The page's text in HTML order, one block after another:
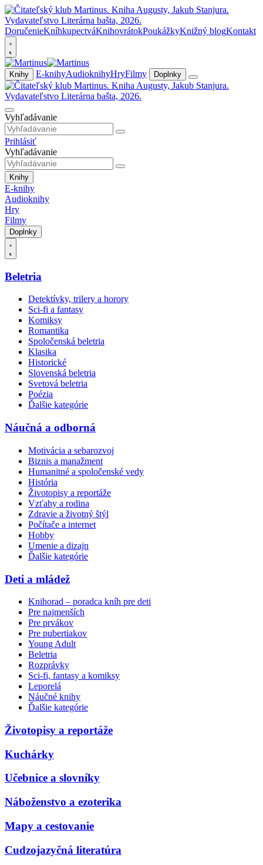
DoručenieKníhkupectváKnihovrátokPoukážkyKnižný blogKontakt
Knihy E-knihyAudioknihyHryFilmy Doplnky
Vyhľadávanie
Prihlásiť
Vyhľadávanie
Knihy
E-knihy
Audioknihy
Hry
Filmy
Doplnky
Beletria
Detektívky, trilery a horory
Sci-fi a fantasy
Komiksy
Romantika
Spoločenská beletria
Klasika
Historické
Slovenská beletria
Svetová beletria
Poézia
Ďalšie kategórie
Náučná a odborná
Motivácia a sebarozvoj
Biznis a manažment
Humanitné a spoločenské vedy
História
Životopisy a reportáže
Vzťahy a rodina
Zdravie a životný štýl
Počítače a internet
Hobby
Umenie a dizajn
Ďalšie kategórie
Deti a mládež
Knihorad – poradca kníh pre deti
Pre najmenších
Pre prvákov
Pre pubertiakov
Young Adult
Beletria
Rozprávky
Sci-fi, fantasy a komiksy
Leporelá
Náučné knihy
Ďalšie kategórie
Životopisy a reportáže
Kuchárky
Učebnice a slovníky
Náboženstvo a ezoterika
Mapy a cestovanie
Cudzojazyčná literatúra